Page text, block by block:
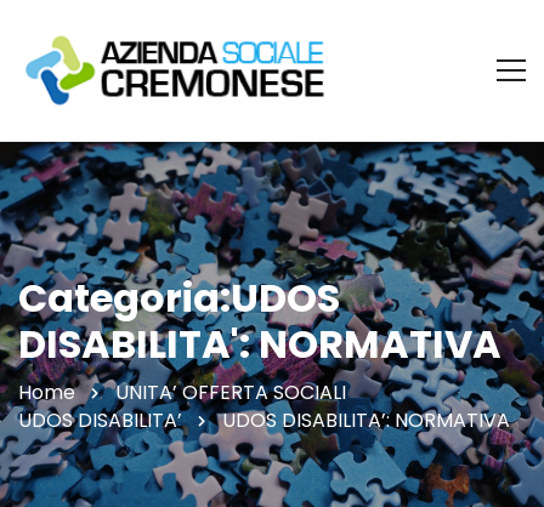
Categoria:UDOS
DISABILITA': NORMATIVA
Home
UNITA’ OFFERTA SOCIALI
UDOS DISABILITA’
UDOS DISABILITA’: NORMATIVA